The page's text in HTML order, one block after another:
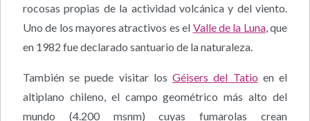
rocosas propias de la actividad volcánica y del viento.
Uno de los mayores atractivos es el Valle de la Luna, que
en 1982 fue declarado santuario de la naturaleza.
También se puede visitar losGéisers del Tatio en el
altiplano chileno, el campo geométrico más alto del
mundo (4.200 msnm) cuyas fumarolas crean